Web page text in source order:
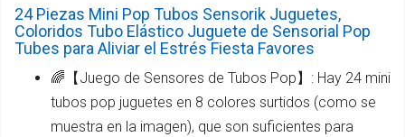
24 Piezas Mini Pop Tubos Sensorik Juguetes,
Coloridos Tubo Elástico Juguete de Sensorial Pop
Tubes para Aliviar el Estrés Fiesta Favores
🌈【Juego de Sensores de Tubos Pop】: Hay 24 mini
tubos pop juguetes en 8 colores surtidos (como se
muestra en la imagen), que son suficientes para